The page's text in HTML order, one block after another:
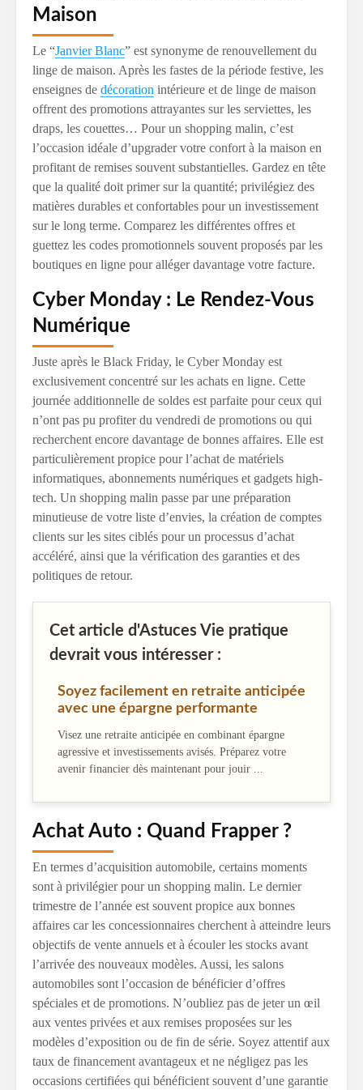
Maison
Le “Janvier Blanc” est synonyme de renouvellement du
linge de maison. Après les fastes de la période festive, les
enseignes de décoration intérieure et de linge de maison
offrent des promotions attrayantes sur les serviettes, les
draps, les couettes… Pour un shopping malin, c’est
l’occasion idéale d’upgrader votre confort à la maison en
profitant de remises souvent substantielles. Gardez en tête
que la qualité doit primer sur la quantité; privilégiez des
matières durables et confortables pour un investissement
sur le long terme. Comparez les différentes offres et
guettez les codes promotionnels souvent proposés par les
boutiques en ligne pour alléger davantage votre facture.
Cyber Monday : Le Rendez-Vous
Numérique
Juste après le Black Friday, le Cyber Monday est
exclusivement concentré sur les achats en ligne. Cette
journée additionnelle de soldes est parfaite pour ceux qui
n’ont pas pu profiter du vendredi de promotions ou qui
recherchent encore davantage de bonnes affaires. Elle est
particulièrement propice pour l’achat de matériels
informatiques, abonnements numériques et gadgets high-
tech. Un shopping malin passe par une préparation
minutieuse de votre liste d’envies, la création de comptes
clients sur les sites ciblés pour un processus d’achat
accéléré, ainsi que la vérification des garanties et des
politiques de retour.
Cet article d'Astuces Vie pratique
devrait vous intéresser :
Soyez facilement en retraite anticipée
avec une épargne performante
Visez une retraite anticipée en combinant épargne
agressive et investissements avisés. Préparez votre
avenir financier dès maintenant pour jouir ...
Achat Auto : Quand Frapper ?
En termes d’acquisition automobile, certains moments
sont à privilégier pour un shopping malin. Le dernier
trimestre de l’année est souvent propice aux bonnes
affaires car les concessionnaires cherchent à atteindre leurs
objectifs de vente annuels et à écouler les stocks avant
l’arrivée des nouveaux modèles. Aussi, les salons
automobiles sont l’occasion de bénéficier d’offres
spéciales et de promotions. N’oubliez pas de jeter un œil
aux ventes privées et aux remises proposées sur les
modèles d’exposition ou de fin de série. Soyez attentif aux
taux de financement avantageux et ne négligez pas les
occasions certifiées qui bénéficient souvent d’une garantie